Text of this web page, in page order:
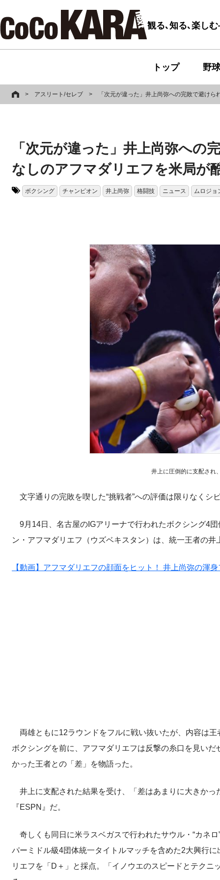
観る､知る､楽し
トップ 野球
> アスリート/セレブ > 「次元が違った」井上尚弥への完敗で避け
「次元が違った」井上尚弥へ
なしのアフマダリエフを米局が
ボクシング チャンピオン 井上尚弥 格闘技 ニュース ムロジョ
井上に圧倒的に支配され
文字通りの完敗を喫した“挑戦者”への評価は限りなくシ
9月14日、名古屋のIGアリーナで行われたボクシング4
ン・アフマダリエフ（ウズベキスタン）は、統一王者の
【動画】アフマダリエフの顔面をヒット！ 井上尚弥の渾
両雄ともに12ラウンドをフルに戦い抜いたが、内容は王
ボクシングを前に、アフマダリエフは反撃の糸口を見い
かった王者との「差」を物語った。
井上に支配された結果を受け、「差はあまりに大きか
『ESPN』だ。
奇しくも同日に米ラスベガスで行われたサウル・“カネ
パーミドル級4団体統一タイトルマッチを含めた2大興行
リエフを「D＋」と採点。「イノウエのスピードとテク